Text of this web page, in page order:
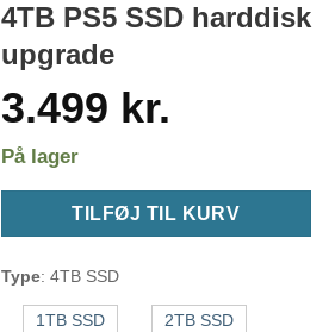
4TB PS5 SSD harddisk
upgrade
3.499 kr.
På lager
TILFØJ TIL KURV
Type: 4TB SSD
1TB SSD 2TB SSD